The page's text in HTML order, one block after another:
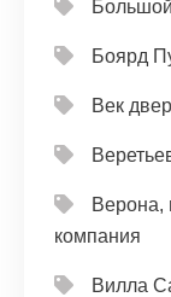
Боярд
Век
Верона,
компания
Вилла